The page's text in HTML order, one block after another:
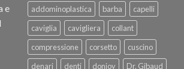
e
addominoplastica barba
capelli
caviglia
cavigliera
collant
compressione
corsetto
cuscino
denari
denti donjoy Dr. Gibaud